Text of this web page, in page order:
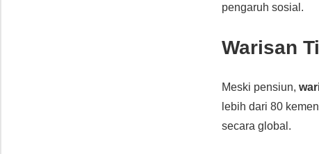
pengaruh sosial.
Warisan
Meski pensiun,
lebih dari 80
secara global.